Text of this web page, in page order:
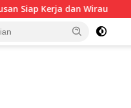
dan Wirausaha